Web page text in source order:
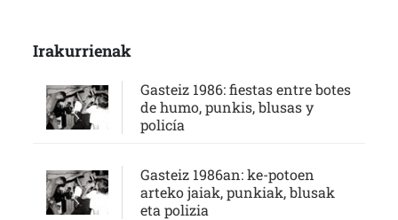
Irakurrienak
Gasteiz 1986: fiestas entre botes
de humo, punkis, blusas y
policía
Gasteiz 1986an: ke-potoen
arteko jaiak, punkiak, blusak
eta polizia